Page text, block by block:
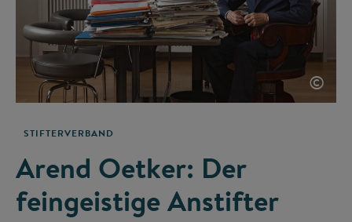
©
STIFTERVERBAND
Arend Oetker: Der
feingeistige Anstifter